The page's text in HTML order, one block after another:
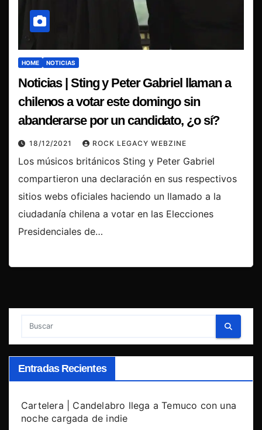
HOME NOTICIAS
Noticias | Sting y Peter Gabriel llaman a
chilenos a votar este domingo sin
abanderarse por un candidato, ¿o sí?
18/12/2021 ROCK LEGACY WEBZINE
Los músicos británicos Sting y Peter Gabriel
compartieron una declaración en sus respectivos
sitios webs oficiales haciendo un llamado a la
ciudadanía chilena a votar en las Elecciones
Presidenciales de…
Entradas Recientes
Cartelera | Candelabro llega a Temuco con una
noche cargada de indie